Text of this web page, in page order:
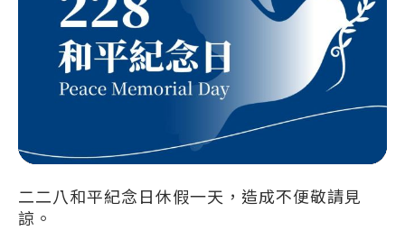
二二八和平紀念日休假一天，造成不便敬請見
諒。